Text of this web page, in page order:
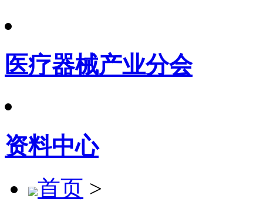
医疗器械产业分会
资料中心
首页 >